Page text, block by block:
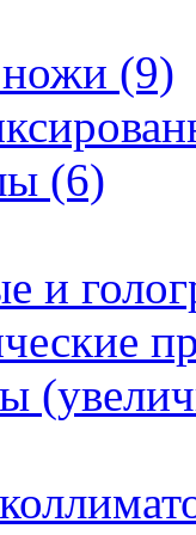
(9)
(6)
и